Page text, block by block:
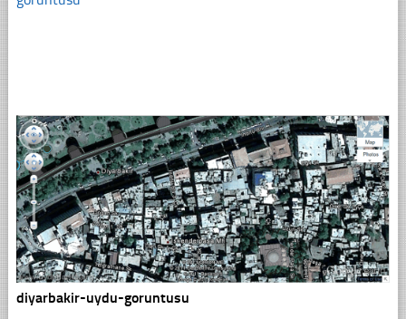
diyarbakir-uydu-goruntusu